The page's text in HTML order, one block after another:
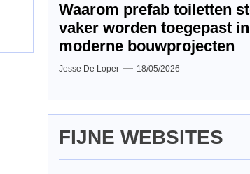
Waarom prefab toiletten
vaker worden toegepast in
moderne bouwprojecten
Jesse De Loper 18/05/2026
FIJNE WEBSITES